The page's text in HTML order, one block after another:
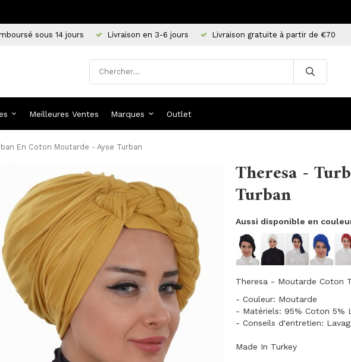
sous 14 jours Livraison en 3-6 jours Livraison gratuite à partir de €70
Meilleures Ventes Marques Outlet
En Coton Moutarde - Ayse Turban
Theresa -
Turban
Aussi disponible en
Theresa - Moutarde Coton
- Couleur: Moutarde
- Matériels: 95% Coton 5%
- Conseils d'entretien:
Made In Turkey